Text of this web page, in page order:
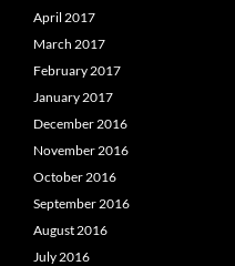
April 2017
March 2017
February 2017
January 2017
December 2016
November 2016
October 2016
September 2016
August 2016
July 2016